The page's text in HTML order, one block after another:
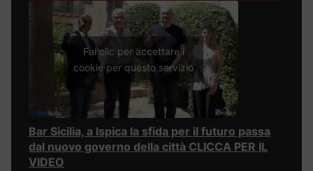
Fai clic per accettare i
cookie per questo servizio
Bar Sicilia, a Ispica la sfida per il futuro passa
dal nuovo governo della città CLICCA PER IL
VIDEO